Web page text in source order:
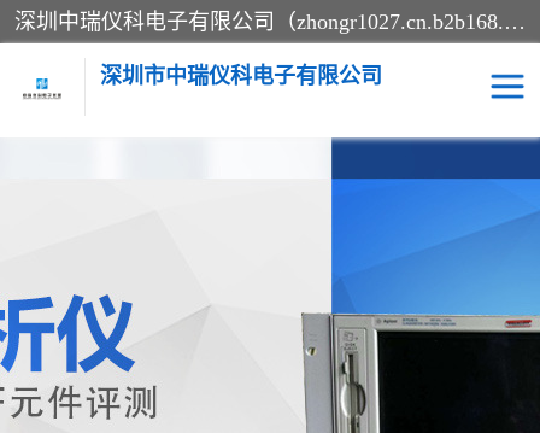
深圳中瑞仪科电子有限公司（zhongr1027.cn.b2b168.com）主要从事回收二手仪器，工厂仪器，回收示波器，KeysightE4980A，FLUKE754，MT8852B，IFR3920，Agilent N4010A，MT8852B等业务，全国统一热线：13570873835。深圳中瑞仪科电子有限公司整批或单出，专业评估高价回收工厂闲置仪器。
深圳市中瑞仪科电子有限公司
电阻-功率计 频谱分析仪
万用表 综合测试仪